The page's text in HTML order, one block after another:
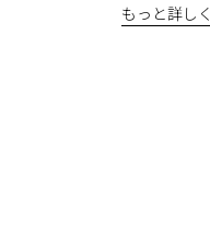
もっと詳しく